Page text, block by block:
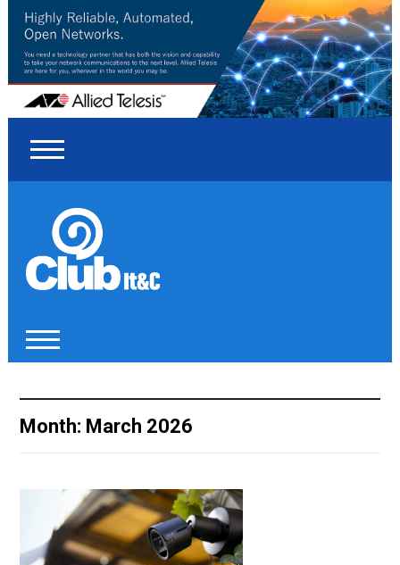
Month: March 2026